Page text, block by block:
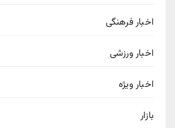
اخبار فرهنگی
اخبار ورزشی
اخبار ویژه
بازار